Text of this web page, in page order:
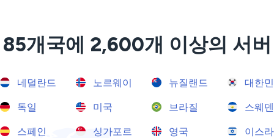
85개국에 2,600개 이상의 서버
네덜란드 노르웨이 뉴질랜드 대한
독일 미국 브라질 스웨덴
스페인 싱가포르 영국 이스